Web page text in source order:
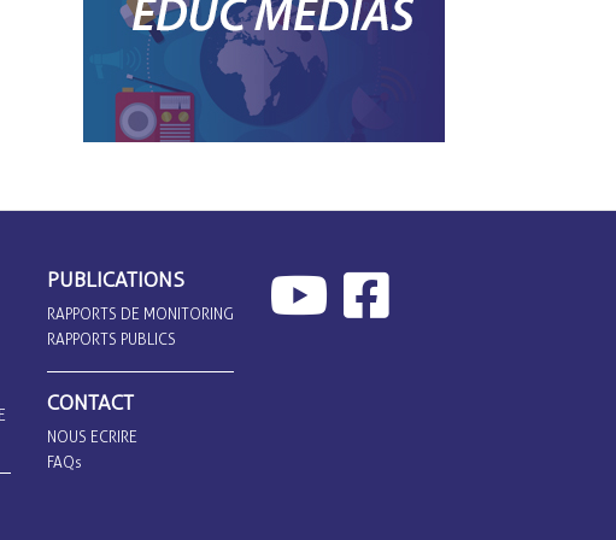
PUBLICATIONS
RAPPORTS DE MONITORING
RAPPORTS PUBLICS
CONTACT
NOUS ECRIRE
FAQs